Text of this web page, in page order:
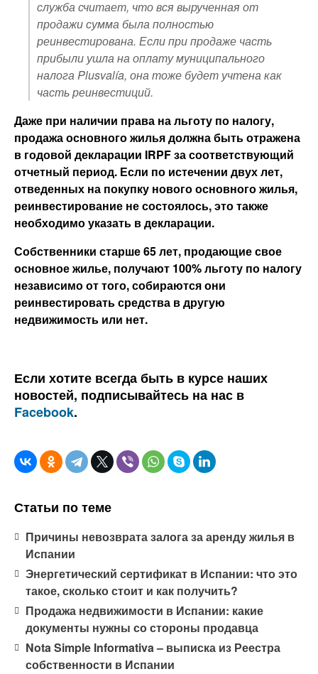
служба считает, что вся вырученная от
продажи сумма была полностью
реинвестирована. Если при продаже часть
прибыли ушла на оплату муниципального
налога Plusvalía, она тоже будет учтена как
часть реинвестиций.
Даже при наличии права на льготу по налогу,
продажа основного жилья должна быть отражена
в годовой декларации IRPF за соответствующий
отчетный период. Если по истечении двух лет,
отведенных на покупку нового основного жилья,
реинвестирование не состоялось, это также
необходимо указать в декларации.
Собственники старше 65 лет, продающие свое
основное жилье, получают 100% льготу по налогу
независимо от того, собираются они
реинвестировать средства в другую
недвижимость или нет.
Если хотите всегда быть в курсе наших
новостей, подписывайтесь на нас в
Facebook.
Статьи по теме
Причины невозврата залога за аренду жилья в
Испании
Энергетический сертификат в Испании: что это
такое, сколько стоит и как получить?
Продажа недвижимости в Испании: какие
документы нужны со стороны продавца
Nota Simple Informativa – выписка из Реестра
собственности в Испании